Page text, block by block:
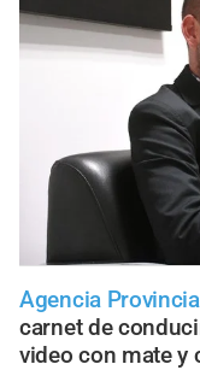
Agencia
carnet de
video con mate y